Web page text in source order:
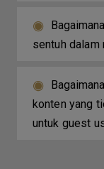
sentuh dalam
konten yang
untuk guest